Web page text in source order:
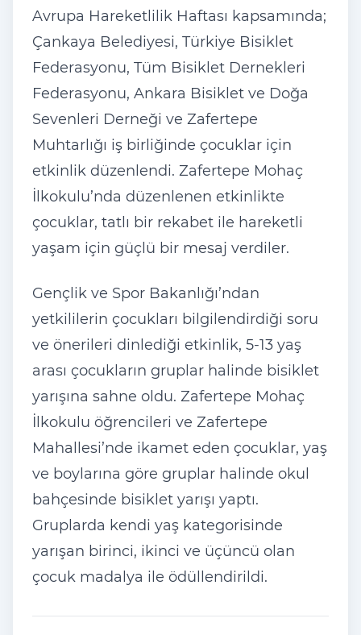
Avrupa Hareketlilik Haftası kapsamında;
Çankaya Belediyesi, Türkiye Bisiklet
Federasyonu, Tüm Bisiklet Dernekleri
Federasyonu, Ankara Bisiklet ve Doğa
Sevenleri Derneği ve Zafertepe
Muhtarlığı iş birliğinde çocuklar için
etkinlik düzenlendi. Zafertepe Mohaç
İlkokulu’nda düzenlenen etkinlikte
çocuklar, tatl ı bir rekabet ile hareketli
yaşam için güçlü bir mesaj verdiler.
Gençlik ve Spor Bakanl ığı’ndan
yetkililerin çocukları bilgilendirdiği soru
ve önerileri dinlediği etkinlik, 5-13 yaş
arası çocukların gruplar halinde bisiklet
yarışına sahne oldu. Zafertepe Mohaç
İlkokulu öğrencileri ve Zafertepe
Mahallesi’nde ikamet eden çocuklar, yaş
ve boylarına göre gruplar halinde okul
bahçesinde bisiklet yarışı yaptı.
Gruplarda kendi yaş kategorisinde
yarışan birinci, ikinci ve üçüncü olan
çocuk madalya ile ödüllendirildi.